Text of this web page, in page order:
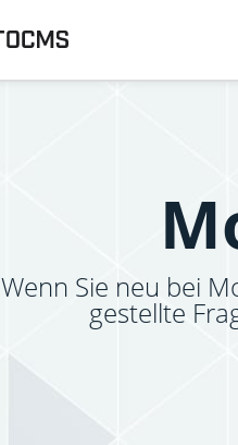
Wenn Sie neu bei
gestellte